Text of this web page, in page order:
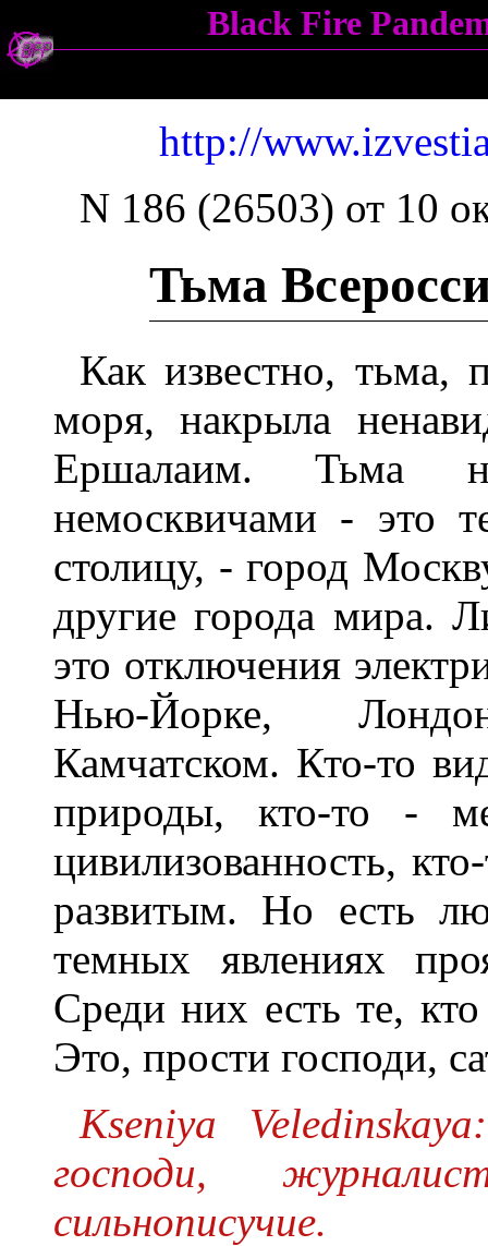
Black Fire
http://
N 186 (26503) от 10
Тьма
Как известно, тьма,
моря, накрыла
Ершалаим. Тьма
немосквичами - это
столицу, - город
другие города мира.
это отключения
Hью-Йорке,
Камчатском. Кто-то
природы, кто-то -
цивилизованность,
развитым. Hо есть
темных явлениях
Среди них есть те,
Это, прости господи,
Kseniya
господи,
сильнописучие.